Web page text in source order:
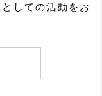
しての活動をお